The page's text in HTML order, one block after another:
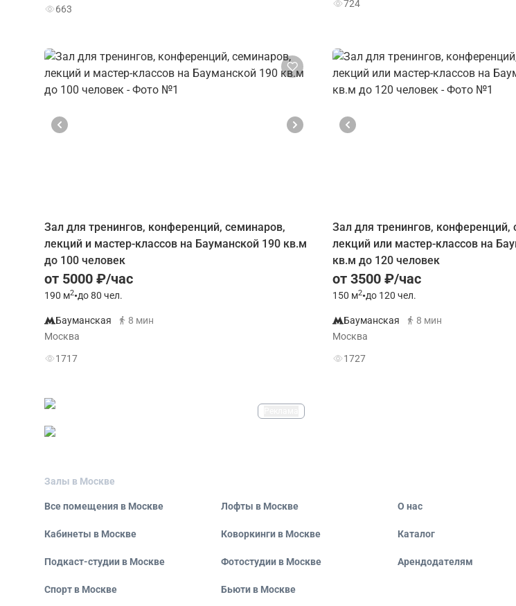
663
724
Зал для тренингов, конференций, семинаров,
лекций и мастер-классов на Бауманской 190 кв.м
до 100 человек
от 5000 ₽/час
190 м2•до 80 чел.
Бауманская
8 мин
Москва
1717
Зал для тренингов, конференций,
лекций или мастер-классов на
кв.м до 120 человек
от 3500 ₽/час
150 м2•до 120 чел.
Бауманская
8 мин
Москва
1727
Залы в Москве
Все помещения в Москве Лофты в Москве
Кабинеты в Москве Коворкинги в Москве
Подкаст-студии в Москве Фотостудии в Москве
Спорт в Москве Бьюти в Москве
О нас
Каталог
Арендодателям